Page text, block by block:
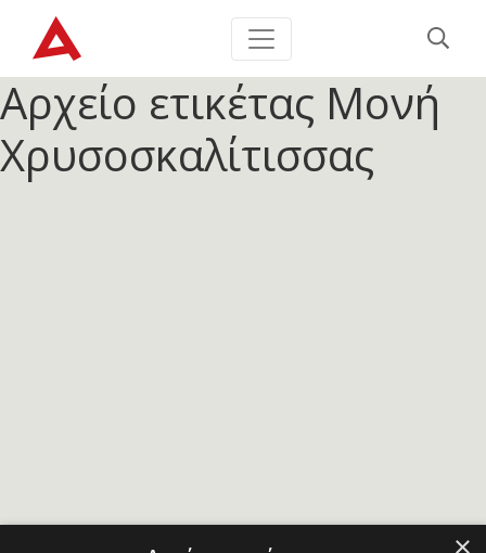
Αρχείο ετικέτας Μονή
Χρυσοσκαλίτισσας